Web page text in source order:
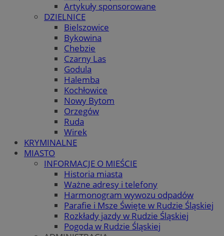
Artykuły sponsorowane
DZIELNICE
Bielszowice
Bykowina
Chebzie
Czarny Las
Godula
Halemba
Kochłowice
Nowy Bytom
Orzegów
Ruda
Wirek
KRYMINALNE
MIASTO
INFORMACJE O MIEŚCIE
Historia miasta
Ważne adresy i telefony
Harmonogram wywozu odpadów
Parafie i Msze Święte w Rudzie Śląskiej
Rozkłady jazdy w Rudzie Śląskiej
Pogoda w Rudzie Śląskiej